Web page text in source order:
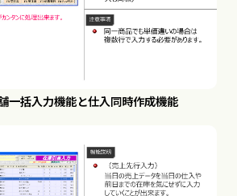
一括入力機能と仕入同時作成機能